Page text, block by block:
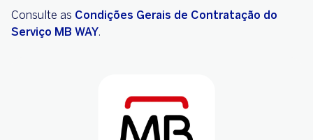
Consulte as Condições Gerais de Contratação do
Serviço MB WAY.